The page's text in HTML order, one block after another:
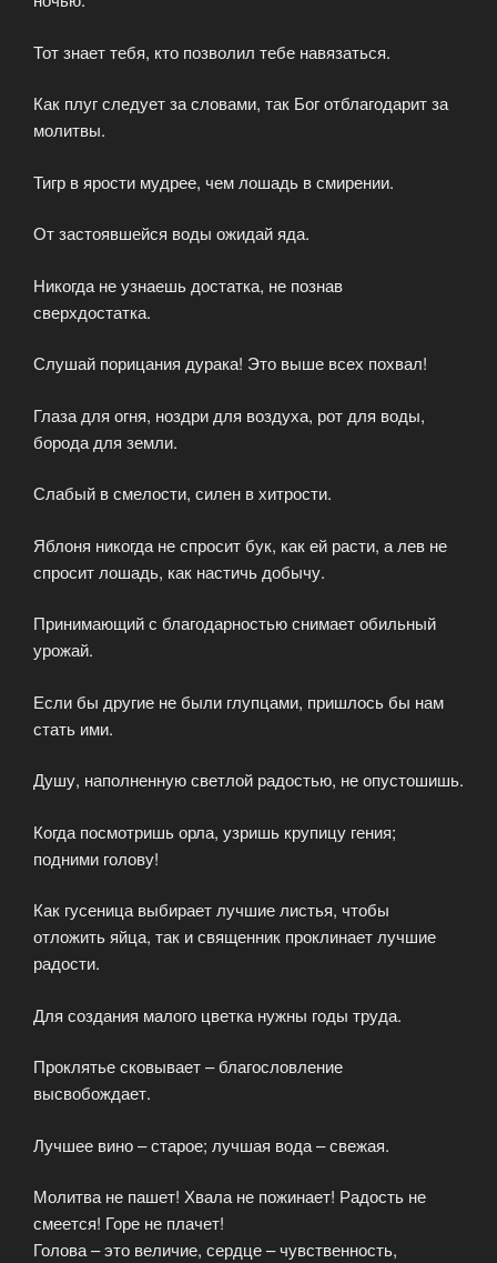
Тот знает тебя, кто позволил тебе навязаться.
Как плуг следует за словами, так Бог отблагодарит за
молитвы.
Тигр в ярости мудрее, чем лошадь в смирении.
От застоявшейся воды ожидай яда.
Никогда не узнаешь достатка, не познав
сверхдостатка.
Слушай порицания дурака! Это выше всех похвал!
Глаза для огня, ноздри для воздуха, рот для воды,
борода для земли.
Слабый в смелости, силен в хитрости.
Яблоня никогда не спросит бук, как ей расти, а лев не
спросит лошадь, как настичь добычу.
Принимающий с благодарностью снимает обильный
урожай.
Если бы другие не были глупцами, пришлось бы нам
стать ими.
Душу, наполненную светлой радостью, не опустошишь.
Когда посмотришь орла, узришь крупицу гения;
подними голову!
Как гусеница выбирает лучшие листья, чтобы
отложить яйца, так и священник проклинает лучшие
радости.
Для создания малого цветка нужны годы труда.
Проклятье сковывает – благословление
высвобождает.
Лучшее вино – старое; лучшая вода – свежая.
Молитва не пашет! Хвала не пожинает! Радость не
смеется! Горе не плачет!
Голова – это величие, сердце – чувственность,